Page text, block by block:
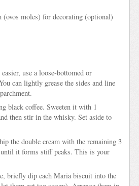
(ovos moles) for decorating (optional)
use a loose-bottomed or
can lightly grease the sides and line
black coffee. Sweeten it with 1
then stir in the whisky. Set aside to
the double cream with the remaining 3
it forms stiff peaks. This is your
briefly dip each Maria biscuit into the